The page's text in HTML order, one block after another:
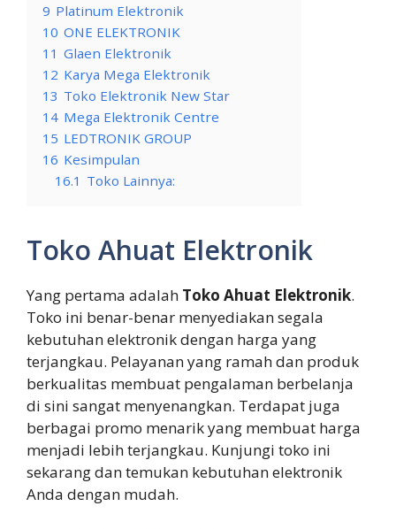
9 Platinum Elektronik
10 ONE ELEKTRONIK
11 Glaen Elektronik
12 Karya Mega Elektronik
13 Toko Elektronik New Star
14 Mega Elektronik Centre
15 LEDTRONIK GROUP
16 Kesimpulan
16.1 Toko Lainnya:
Toko Ahuat Elektronik
Yang pertama adalah Toko Ahuat Elektronik.
Toko ini benar-benar menyediakan segala
kebutuhan elektronik dengan harga yang
terjangkau. Pelayanan yang ramah dan produk
berkualitas membuat pengalaman berbelanja
di sini sangat menyenangkan. Terdapat juga
berbagai promo menarik yang membuat harga
menjadi lebih terjangkau. Kunjungi toko ini
sekarang dan temukan kebutuhan elektronik
Anda dengan mudah.